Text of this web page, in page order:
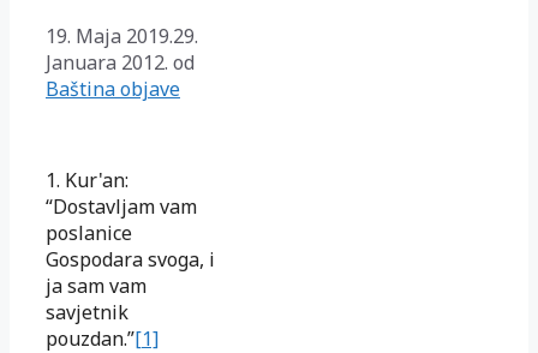
19. Maja 2019.29.
Januara 2012. od
Baština objave
1. Kur'an:
“Dostavljam vam
poslanice
Gospodara svoga, i
ja sam vam
savjetnik
pouzdan.”[1]